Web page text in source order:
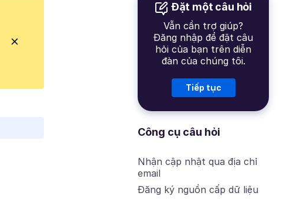
Đặt một câu hỏi
Vẫn cần trợ giúp?
Đăng nhập để đặt câu
hỏi của bạn trên diễn
đàn của chúng tôi.
Tiếp tục
Công cụ câu hỏi
Nhận cập nhật qua địa chỉ
email
Đăng ký nguồn cấp dữ liệu